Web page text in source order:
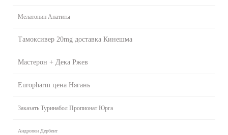
Мелатонин Апатиты
Тамоксивер 20mg доставка Кинешма
Мастерон + Дека Ржев
Europharm цена Нягань
Заказать Туринабол Пропионат Юрга
Андропен Дербент